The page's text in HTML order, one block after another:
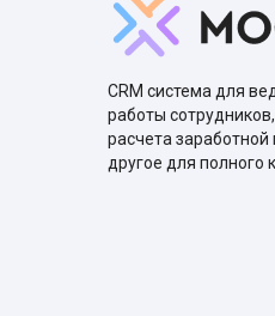
CRM система для
работы
расчета
другое для полного